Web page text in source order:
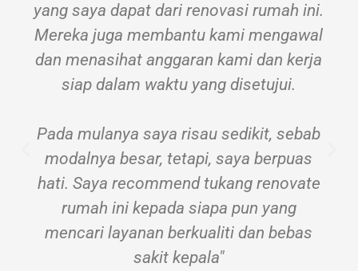
yang saya dapat dari renovasi rumah ini.
Mereka juga membantu kami mengawal
dan menasihat anggaran kami dan kerja
siap dalam waktu yang disetujui.
Pada mulanya saya risau sedikit, sebab
modalnya besar, tetapi, saya berpuas
hati. Saya recommend tukang renovate
rumah ini kepada siapa pun yang
mencari layanan berkualiti dan bebas
sakit kepala"